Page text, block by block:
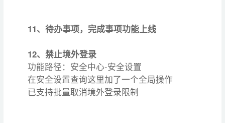
11、待办事项，完成事项功能上线
12、禁止境外登录
功能路径：安全中心-安全设置
在安全设置查询这里加了一个全局操作
已支持批量取消境外登录限制